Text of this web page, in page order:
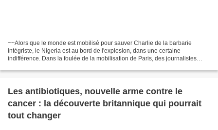
~~Alors que le monde est mobilisé pour sauver Charlie de la barbarie
intégriste, le Nigeria est au bord de l'explosion, dans une certaine
indifférence. Dans la foulée de la mobilisation de Paris, des journalistes
Les antibiotiques, nouvelle arme contre le
cancer : la découverte britannique qui pourrait
tout changer